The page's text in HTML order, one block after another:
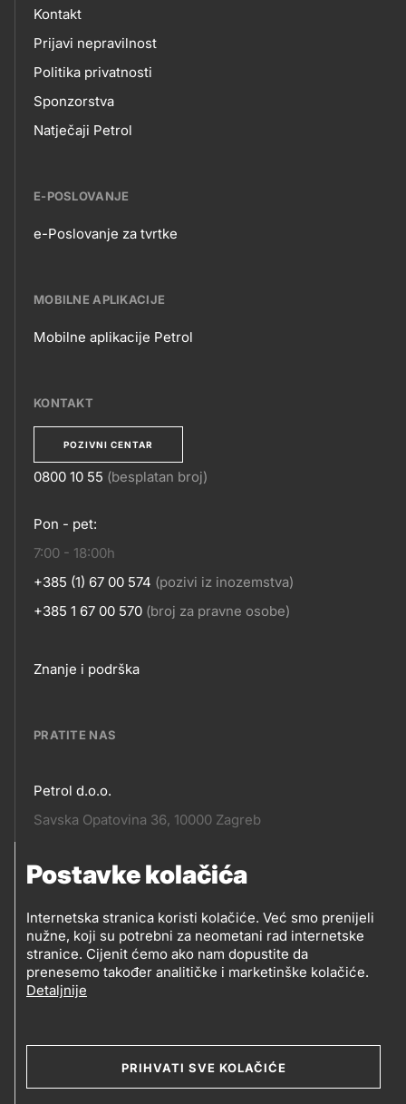
Postavke kolačića
Internetska stranica koristi kolačiće. Već smo prenijeli
nužne, koji su potrebni za neometani rad internetske
stranice. Cijenit ćemo ako nam dopustite da
prenesemo također analitičke i marketinške kolačiće.
Detaljnije
PRIHVATI SVE KOLAČIĆE
Kontakt
Prijavi nepravilnost
Politika privatnosti
Sponzorstva
Natječaji Petrol
E-POSLOVANJE
POSLOVANJE
e-Poslovanje za tvrtke
MOBILNE APLIKACIJE
APLIKACIJE
Mobilne aplikacije Petrol
KONTAKT
POZIVNI CENTAR
KONTAKT
0800 10 55 (besplatan broj)
Pon - pet:
7:00 - 18:00h
+385 (1) 67 00 574 (pozivi iz inozemstva)
+385 1 67 00 570 (broj za pravne osobe)
Footer
Znanje i podrška
PRATITE NAS
Pratite
Petrol d.o.o.
Savska Opatovina 36, 10000 Zagreb
Pratite
nas
Social
media
PRATITE PETROL NA